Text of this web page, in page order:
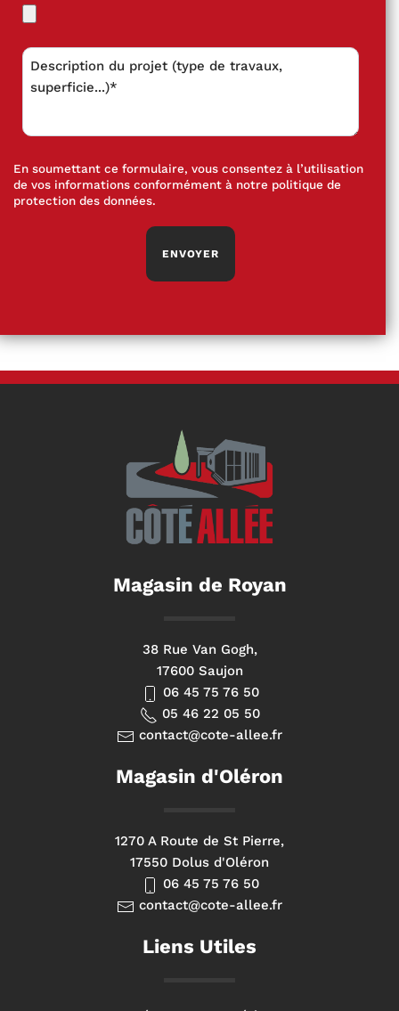
En soumettant ce formulaire, vous consentez à l’utilisation
de vos informations conformément à notre politique de
protection des données.
Magasin de Royan
38 Rue Van Gogh,
17600 Saujon
06 45 75 76 50
05 46 22 05 50
contact@cote-allee.fr
Magasin d'Oléron
1270 A Route de St Pierre,
17550 Dolus d'Oléron
06 45 75 76 50
contact@cote-allee.fr
Liens Utiles